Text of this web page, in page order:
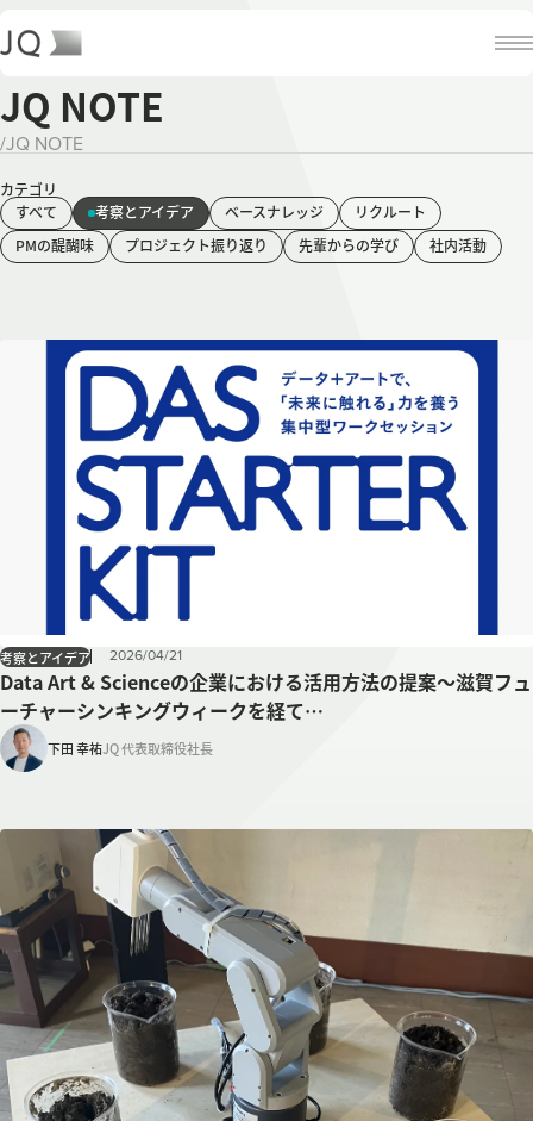
JQ NOTE
/JQ NOTE
カテゴリ
すべて
考察とアイデア ベースナレッジ
リクルート
PMの醍醐味
プロジェクト振り返り 先輩からの学び 社内活動
Data Art & Scienceの企業における活用方法の提案～滋賀フュ
ーチャーシンキングウィークを経て…
考察とアイデア 2026/04/21
下田 幸祐JQ 代表取締役社長